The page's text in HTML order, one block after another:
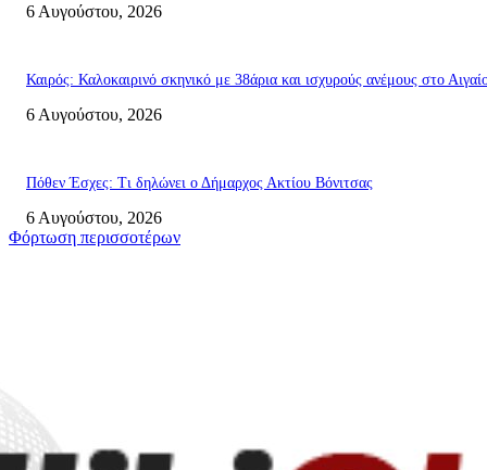
6 Αυγούστου, 2026
Καιρός: Καλοκαιρινό σκηνικό με 38άρια και ισχυρούς ανέμους στο
6 Αυγούστου, 2026
Πόθεν Έσχες: Τι δηλώνει ο Δήμαρχος Ακτίου Βόνιτσας
6 Αυγούστου, 2026
Φόρτωση περισσοτέρων